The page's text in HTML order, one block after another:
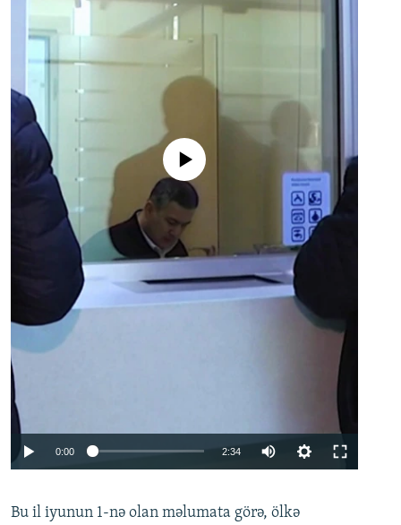
No media source currently available
0:00 2:34
360p
Bu il iyunun 1-nə olan məlumata görə, ölkə